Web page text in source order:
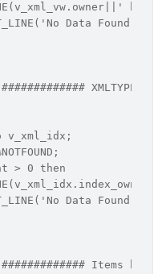
has
Data Found');
XMLTYPE
v_xml_idx;
> 0 then
Data Found');
Items